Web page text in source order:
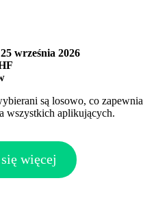
25 września 2026
są losowo, co zapewnia
wszystkich aplikujących.
więcej